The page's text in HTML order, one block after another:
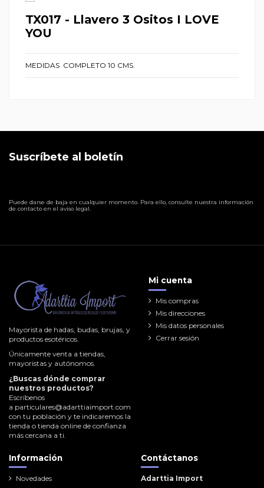
TX017 - Llavero 3 Ositos I LOVE
YOU
MEDIDAS COMPLETO 10 CMS.
Suscríbete al boletín
Puede darse de baja en cualquier momento. Para ello, consulte nuestra información
de contacto en el aviso legal.
Mayorista de hadas, budas, brujas, y
productos esotéricos.
Únicamente venta a tiendas,
mayoristas y autónomos.
¿Buscas dónde comprar
nuestros productos?
Escríbenos
a particulares@adarttiaimport.com
con tu población y te indicaremos la
tienda o tienda online de confianza
más cercana a ti.
Mi cuenta
Mis compras
Mis direcciones
Mis datos personales
Cerrar sesión
Información
Novedades
Contáctanos
Adarttia Import